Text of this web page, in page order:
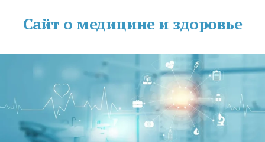
Сайт о медицине и здоровье